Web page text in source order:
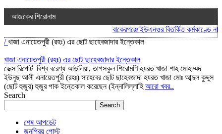
আজকের শিরোনাম
বাকেরগঞ্জে ইউএনওর বিতর্কিত কর্মকাণ্ডে
/খাজা এনায়েতপুরী (রহঃ) এর ছোট ছাহেবজাদার ইন্তেকাল
খাজা এনায়েতপুরী (রহঃ) এর ছোট ছাহেবজাদার ইন্তেকাল
ডেক্স রিপোর্ট বিশ্ব বরেণ্য আউলিয়া, তাপসকুল শিরোমণি হযরত খাজা শাহ মোহাম্মদ
ইউনুছ আলী এনায়েতপুরী (রহঃ) সাহেবের ছোট ছাহেবজাদা হযরত খাজা মোঃ আব্দুল কুদ্দুস
(ছোট হুজুর) হুজুর পাক ইন্তেকাল করেছেন (ইন্নালিল্লাহিআরো খবর..
Search
Search
শেষ আপডেট
জনপ্রিয় পোস্ট